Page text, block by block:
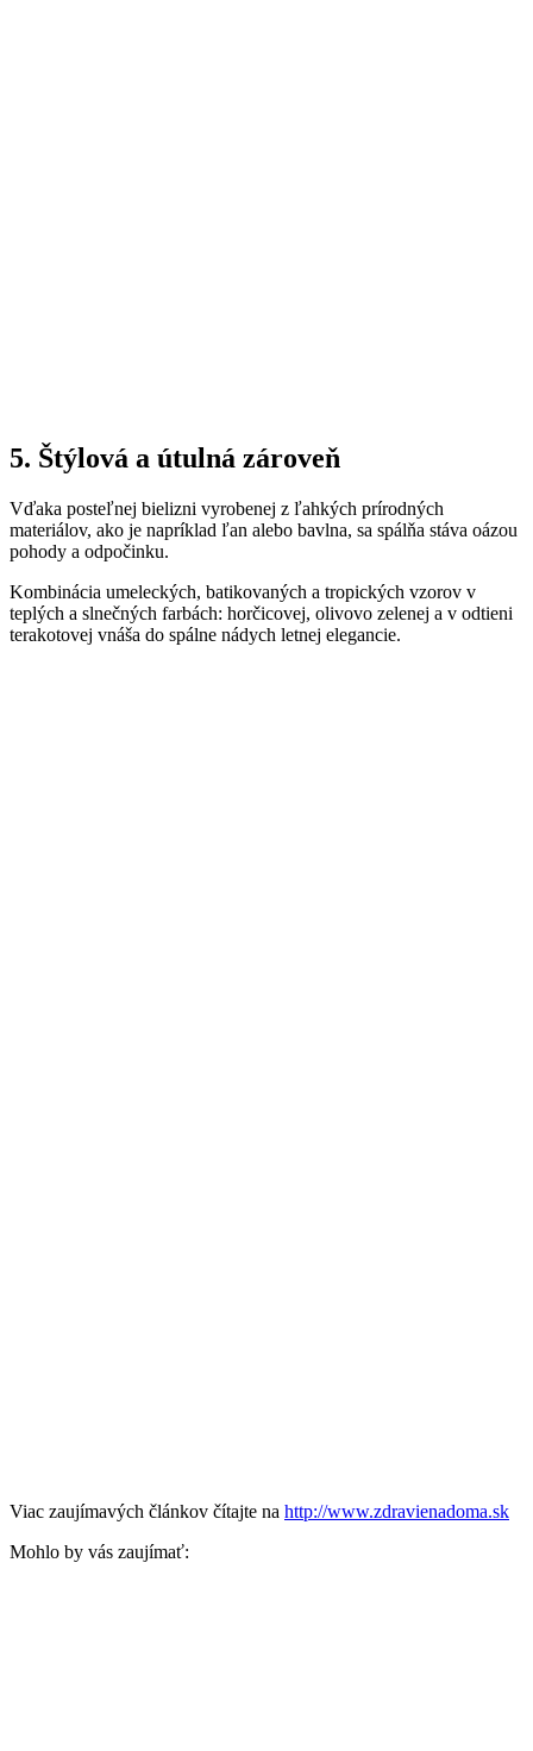
5. Štýlová a útulná zároveň
Vďaka posteľnej bielizni vyrobenej z ľahkých prírodných
materiálov, ako je napríklad ľan alebo bavlna, sa spálňa stáva oázou
pohody a odpočinku.
Kombinácia umeleckých, batikovaných a tropických vzorov v
teplých a slnečných farbách: horčicovej, olivovo zelenej a v odtieni
terakotovej vnáša do spálne nádych letnej elegancie.
Viac zaujímavých článkov čítajte na http://www.zdravienadoma.sk
Mohlo by vás zaujímať: